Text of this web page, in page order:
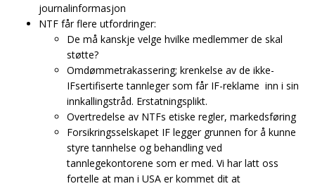
journalinformasjon
NTF får flere utfordringer:
De må kanskje velge hvilke medlemmer de skal
støtte?
Omdømmetrakassering; krenkelse av de ikke-
IFsertifiserte tannleger som får IF-reklame inn i sin
innkallingstråd. Erstatningsplikt.
Overtredelse av NTFs etiske regler, markedsføring
Forsikringsselskapet IF legger grunnen for å kunne
styre tannhelse og behandling ved
tannlegekontorene som er med. Vi har latt oss
fortelle at man i USA er kommet dit at